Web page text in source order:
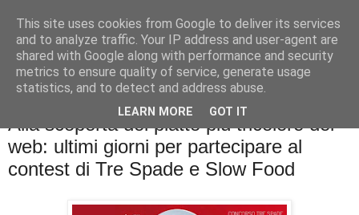
La cucina di QB
Se l'uomo è ciò che mangia il cuoco è ciò che cucina?
Alla scoperta del piatto più tricolore del
web: ultimi giorni per partecipare al
contest di Tre Spade e Slow Food
This site uses cookies from Google to deliver its services
and to analyze traffic. Your IP address and user-agent are
shared with Google along with performance and security
metrics to ensure quality of service, generate usage
statistics, and to detect and address abuse.
LEARN MORE GOT IT